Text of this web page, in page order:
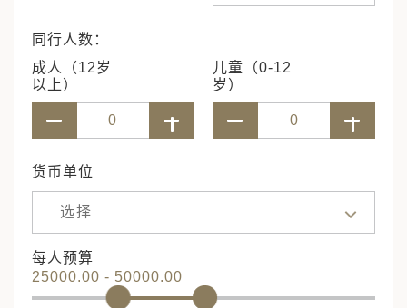
同行人数：
成人（12岁
以上）
儿童（0-12
岁）
货币单位
选择
每人预算
25000.00 - 50000.00